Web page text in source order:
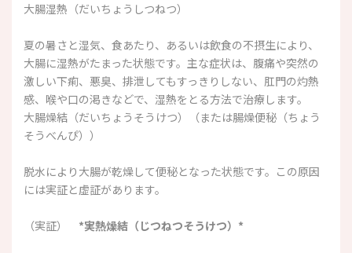
大腸湿熱（だいちょうしつねつ）
夏の暑さと湿気、食あたり、あるいは飲食の不摂生により、
大腸に湿熱がたまった状態です。主な症状は、腹痛や突然の
激しい下痢、悪臭、排泄してもすっきりしない、肛門の灼熱
感、喉や口の渇きなどで、湿熱をとる方法で治療します。
大腸燥結（だいちょうそうけつ）（または腸燥便秘（ちょう
そうべんぴ））
脱水により大腸が乾燥して便秘となった状態です。この原因
には実証と虚証があります。
（実証） *実熱燥結（じつねつそうけつ）*